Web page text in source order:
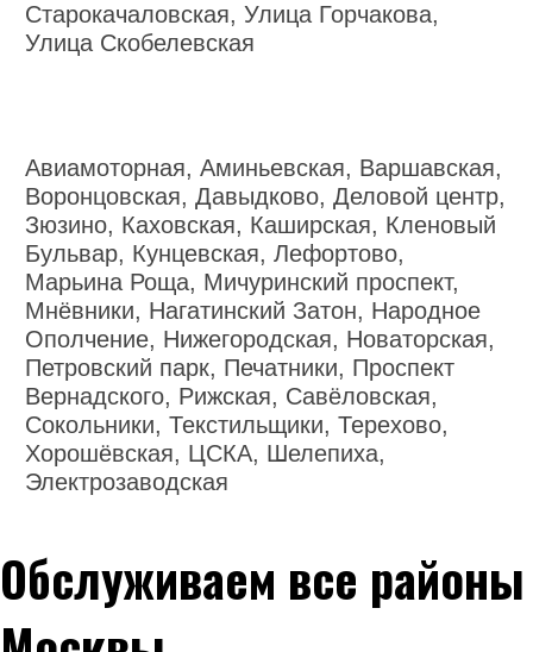
Старокачаловская, Улица Горчакова,
Улица Скобелевская
Авиамоторная, Аминьевская, Варшавская,
Воронцовская, Давыдково, Деловой центр,
Зюзино, Каховская, Каширская, Кленовый
Бульвар, Кунцевская, Лефортово,
Марьина Роща, Мичуринский проспект,
Мнёвники, Нагатинский Затон, Народное
Ополчение, Нижегородская, Новаторская,
Петровский парк, Печатники, Проспект
Вернадского, Рижская, Савёловская,
Сокольники, Текстильщики, Терехово,
Хорошёвская, ЦСКА, Шелепиха,
Электрозаводская
Обслуживаем все районы